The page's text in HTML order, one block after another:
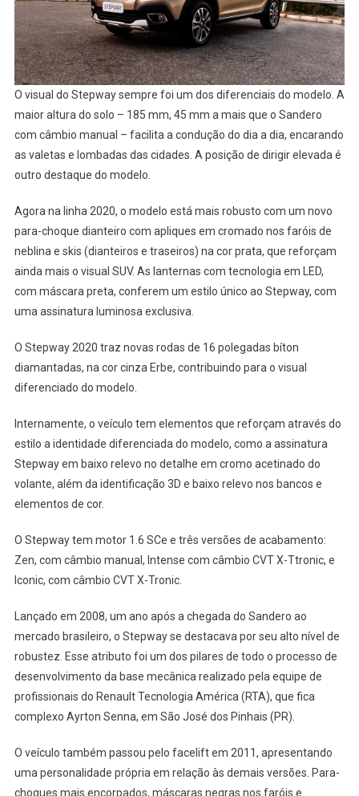
O visual do Stepway sempre foi um dos diferenciais do modelo. A
maior altura do solo – 185 mm, 45 mm a mais que o Sandero
com câmbio manual – facilita a condução do dia a dia, encarando
as valetas e lombadas das cidades. A posição de dirigir elevada é
outro destaque do modelo.
Agora na linha 2020, o modelo está mais robusto com um novo
para-choque dianteiro com apliques em cromado nos faróis de
neblina e skis (dianteiros e traseiros) na cor prata, que reforçam
ainda mais o visual SUV. As lanternas com tecnologia em LED,
com máscara preta, conferem um estilo único ao Stepway, com
uma assinatura luminosa exclusiva.
O Stepway 2020 traz novas rodas de 16 polegadas bíton
diamantadas, na cor cinza Erbe, contribuindo para o visual
diferenciado do modelo.
Internamente, o veículo tem elementos que reforçam através do
estilo a identidade diferenciada do modelo, como a assinatura
Stepway em baixo relevo no detalhe em cromo acetinado do
volante, além da identificação 3D e baixo relevo nos bancos e
elementos de cor.
O Stepway tem motor 1.6 SCe e três versões de acabamento:
Zen, com câmbio manual, Intense com câmbio CVT X-Ttronic, e
Iconic, com câmbio CVT X-Tronic.
Lançado em 2008, um ano após a chegada do Sandero ao
mercado brasileiro, o Stepway se destacava por seu alto nível de
robustez. Esse atributo foi um dos pilares de todo o processo de
desenvolvimento da base mecânica realizado pela equipe de
profissionais do Renault Tecnologia América (RTA), que fica
complexo Ayrton Senna, em São José dos Pinhais (PR).
O veículo também passou pelo facelift em 2011, apresentando
uma personalidade própria em relação às demais versões. Para-
choques mais encorpados, máscaras negras nos faróis e